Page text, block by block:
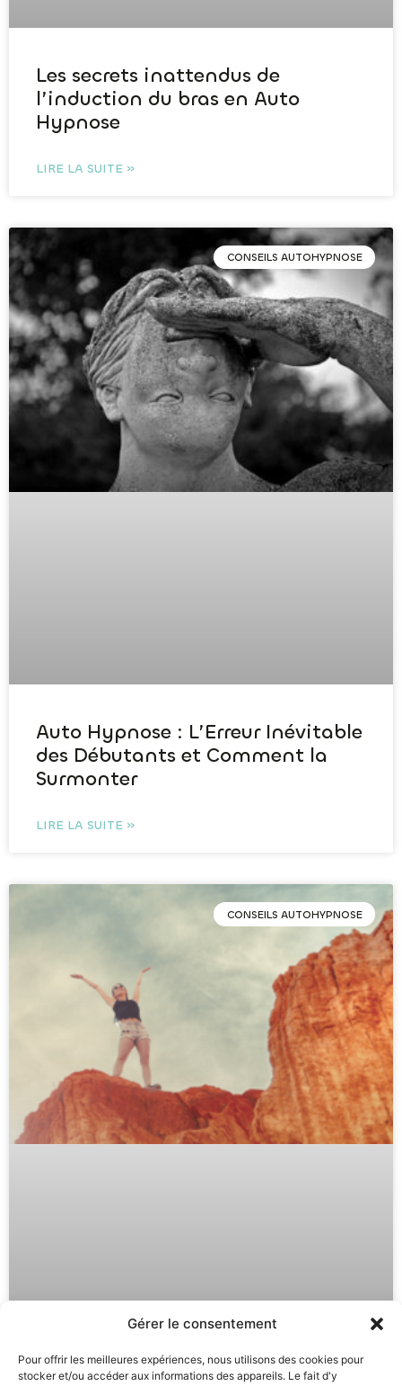
Gérer le consentement
Pour offrir les meilleures expériences, nous utilisons des cookies pour
stocker et/ou accéder aux informations des appareils. Le fait d'y
Les secrets inattendus de
l’induction du bras en Auto
Hypnose
LIRE LA SUITE »
CONSEILS AUTOHYPNOSE
Auto Hypnose : L’Erreur Inévitable
des Débutants et Comment la
Surmonter
LIRE LA SUITE »
CONSEILS AUTOHYPNOSE